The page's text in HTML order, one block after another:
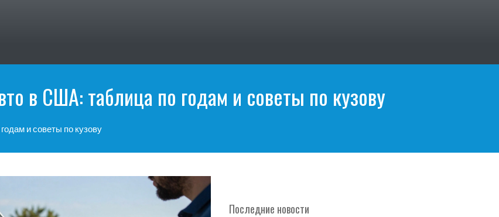
в США: таблица по годам и советы по кузову
и советы по кузову
Последние новости